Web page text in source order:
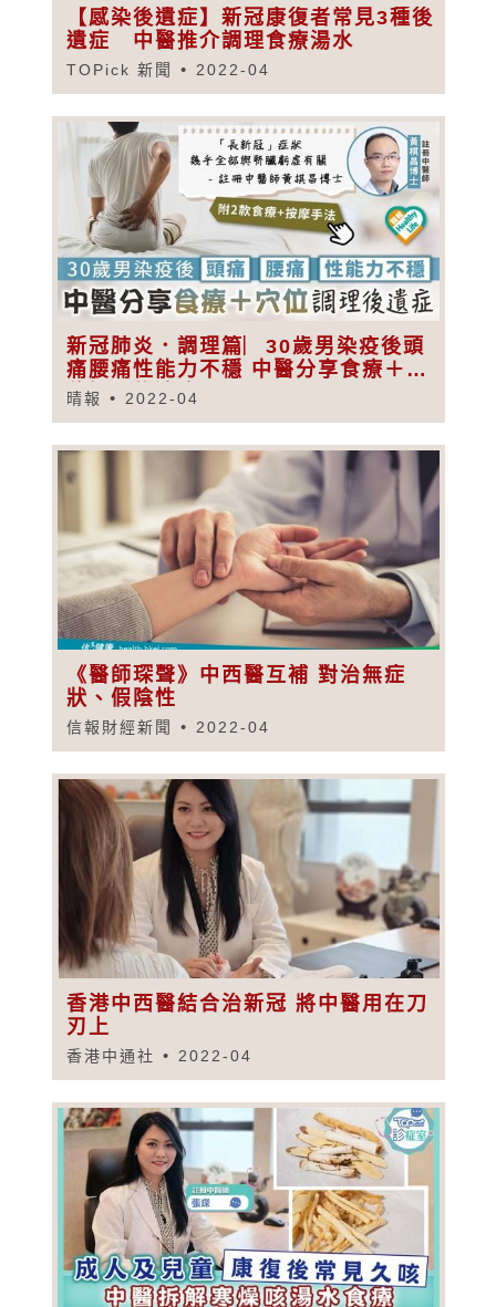
【感染後遺症】新冠康復者常見3種後
遺症 中醫推介調理食療湯水
TOPick 新聞 2022-04
新冠肺炎．調理篇︳30歲男染疫後頭
痛腰痛性能力不穩 中醫分享食療＋穴
位調理後遺症
晴報 2022-04
《醫師琛聲》中西醫互補 對治無症
狀、假陰性
信報財經新聞 2022-04
香港中西醫結合治新冠 將中醫用在刀
刃上
香港中通社 2022-04